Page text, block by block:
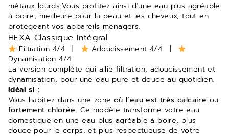
métaux lourds.Vous profitez ainsi d’une eau plus agréable
à boire, meilleure pour la peau et les cheveux, tout en
protégeant vos appareils ménagers.
HEXA Classique Intégral
Filtration 4/4 |
Adoucissement 4/4 |
Dynamisation 4/4
La version complète qui allie filtration, adoucissement et
dynamisation, pour une eau pure et douce au quotidien.
Idéal si :
Vous habitez dans une zone où l’eau est très calcaire ou
fortement chlorée. Ce modèle transforme votre eau
domestique en une eau plus agréable à boire, plus
douce pour le corps, et plus respectueuse de votre